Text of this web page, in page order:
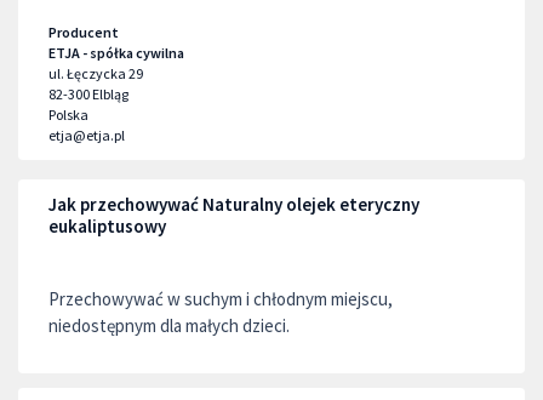
Producent
ETJA - spółka cywilna
ul. Łęczycka 29
82-300Elbląg
Polska
etja@etja.pl
Jak przechowywać Naturalny olejek eteryczny
eukaliptusowy
Przechowywać w suchym i chłodnym miejscu,
niedostępnym dla małych dzieci.